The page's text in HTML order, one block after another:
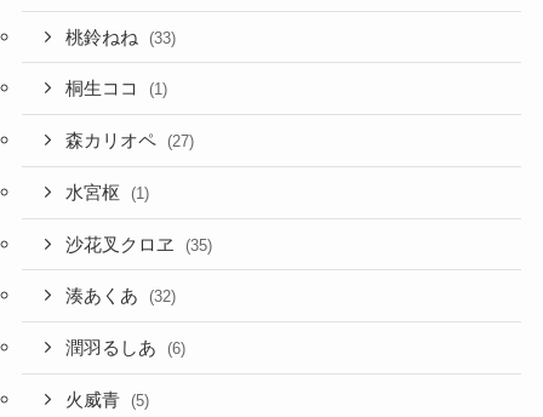
桃鈴ねね (33)
桐生ココ (1)
森カリオペ (27)
水宮枢 (1)
沙花叉クロヱ (35)
湊あくあ (32)
潤羽るしあ (6)
火威青 (5)